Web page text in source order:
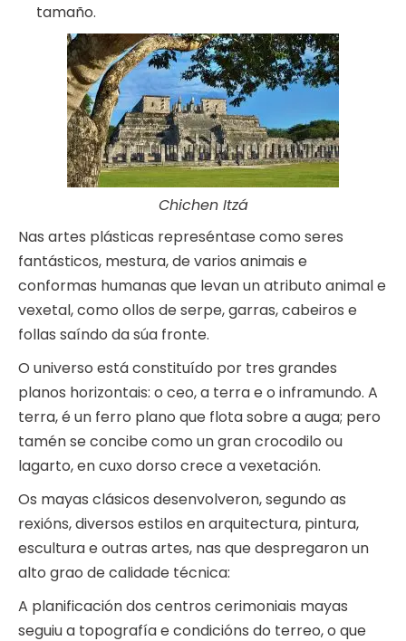
tamaño.
Chichen Itzá
Nas artes plásticas represéntase como seres
fantásticos, mestura, de varios animais e
conformas humanas que levan un atributo animal e
vexetal, como ollos de serpe, garras, cabeiros e
follas saíndo da súa fronte.
O universo está constituído por tres grandes
planos horizontais: o ceo, a terra e o inframundo. A
terra, é un ferro plano que flota sobre a auga; pero
tamén se concibe como un gran crocodilo ou
lagarto, en cuxo dorso crece a vexetación.
Os mayas clásicos desenvolveron, segundo as
rexións, diversos estilos en arquitectura, pintura,
escultura e outras artes, nas que despregaron un
alto grao de calidade técnica:
A planificación dos centros cerimoniais mayas
seguiu a topografía e condicións do terreo, o que